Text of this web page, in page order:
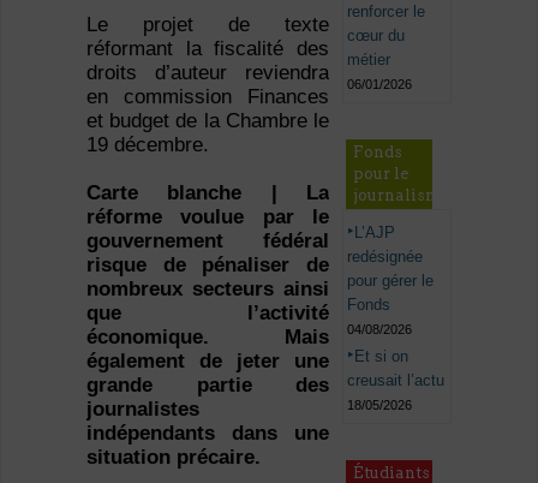
Le projet de texte
réformant la fiscalité des
droits d’auteur reviendra
en commission Finances
et budget de la Chambre le
19 décembre.
Carte blanche | La
réforme voulue par le
gouvernement fédéral
risque de pénaliser de
nombreux secteurs ainsi
que l’activité
économique. Mais
également de jeter une
grande partie des
journalistes
indépendants dans une
situation précaire.
renforcer le
cœur du
métier
06/01/2026
Fonds
pour le
journalisme
L’AJP
redésignée
pour gérer le
Fonds
04/08/2026
Et si on
creusait l’actu
18/05/2026
Étudiants